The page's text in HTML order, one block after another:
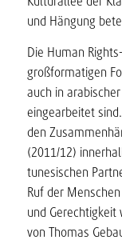
und Hängung
Die Human
großformatigen
auch in
eingearbeitet
den
(2011/12)
tunesischen
Ruf der
und Gerechtigkeit
von Thomas